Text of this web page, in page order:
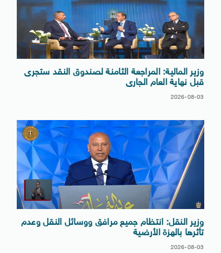
وزير المالية: المراجعة الثامنة لصندوق النقد ستجرى
قبل نهاية العام الجارى
2026-08-03
وزير النقل: انتظام جميع مرافق ووسائل النقل وعدم
تأثرها بالهزة الأرضية
2026-08-03